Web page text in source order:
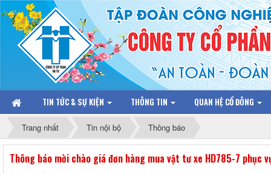
TIN TỨC & SỰ KIỆN THÔNG TIN QUAN HỆ CỔ ĐÔNG
Trang nhất Tin nội bộ Thông báo
Thông báo mời chào giá đơn hàng mua vật tư xe HD785-7 phục